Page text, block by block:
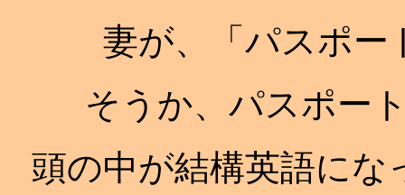
妻が、「パスポー
そうか、パスポー
頭の中が結構英語に